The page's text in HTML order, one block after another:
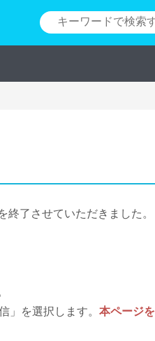
終了させていただきました。
」を選択します。 本ページを